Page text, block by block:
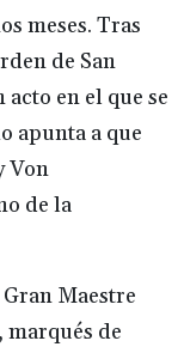
meses. Tras
de San
en el que se
apunta a que
Von
de la
Maestre
, marqués de